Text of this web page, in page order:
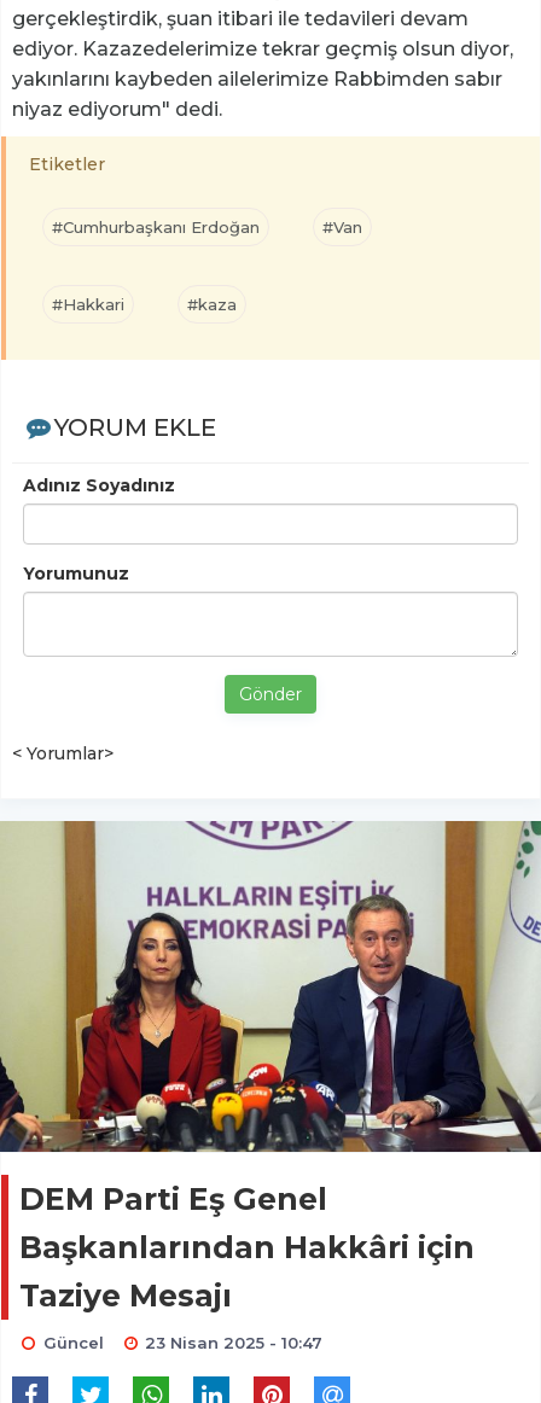
gerçekleştirdik, şuan itibari ile tedavileri devam
ediyor. Kazazedelerimize tekrar geçmiş olsun diyor,
yakınlarını kaybeden ailelerimize Rabbimden sabır
niyaz ediyorum" dedi.
Etiketler
#Cumhurbaşkanı Erdoğan #Van
#Hakkari #kaza
YORUM EKLE
Adınız Soyadınız
Yorumunuz
Gönder
< Yorumlar>
DEM Parti Eş Genel
Başkanlarından Hakkâri için
Taziye Mesajı
Güncel 23 Nisan 2025 - 10:47